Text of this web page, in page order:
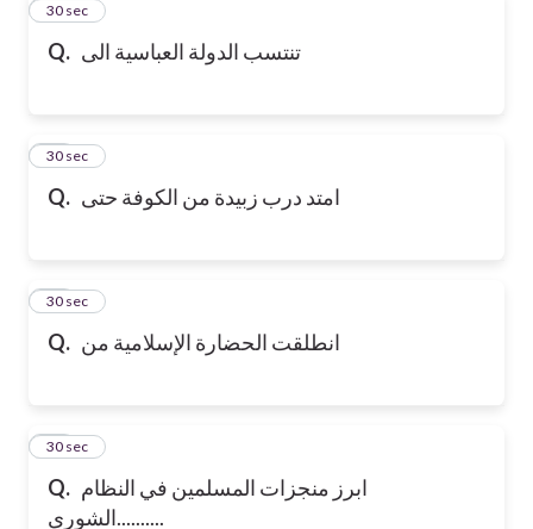
Q. تنتسب الدولة العباسية الى
9
30 sec
Q. امتد درب زبيدة من الكوفة حتى
10
30 sec
Q. انطلقت الحضارة الإسلامية من
11
30 sec
Q. ابرز منجزات المسلمين في النظام
..........الشورى
12
30 sec